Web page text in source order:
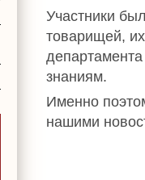
Участники
товарищей,
знаниям.
Именно
нашими